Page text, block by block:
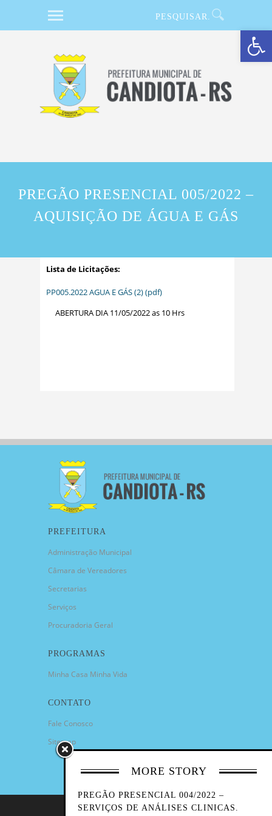
Barra de Ferramentas Aberta
PREGÃO PRESENCIAL 005/2022 –
AQUISIÇÃO DE ÁGUA E GÁS
Lista de Licitações:
PP005.2022 AGUA E GÁS (2) (pdf)
ABERTURA DIA 11/05/2022 as 10 Hrs
MORE STORY
PREGÃO PRESENCIAL 004/2022 –
SERVIÇOS DE ANÁLISES CLINICAS.
PREFEITURA
Administração Municipal
Câmara de Vereadores
Secretarias
Serviços
Procuradoria Geral
PROGRAMAS
Minha Casa Minha Vida
CONTATO
Fale Conosco
Sitemap